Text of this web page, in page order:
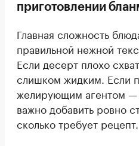
приготовлении
Главная сложность
правильной нежной
Если десерт плохо
слишком жидким. Если
желирующим агентом
важно добавить ровно
сколько требует рецепт.